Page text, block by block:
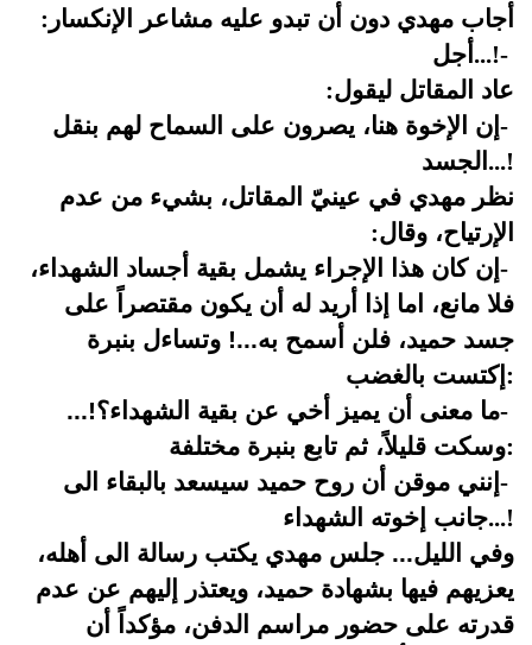
أجاب مهدي دون أن تبدو عليه مشاعر الإنكسار :
-
أجل ...!
عاد المقاتل ليقول:
- إن الإخوة هنا، يصرون على السماح لهم بنقل
الجسد ...!
نظر مهدي في عينيّ المقاتل، بشيء من عدم
الإرتياح، وقال:
- إن كان هذا الإجراء يشمل بقية أجساد الشهداء،
فلا مانع، اما إذا أريد له أن يكون مقتصراً على
جسد حميد، فلن أسمح به...! وتساءل بنبرة
إكتست بالغضب :
-ما معنى أن يميز أخي عن بقية الشهداء؟!...
وسكت قليلاً، ثم تابع بنبرة مختلفة:
- إنني موقن أن روح حميد سيسعد بالبقاء الى
جانب إخوته الشهداء...!
وفي الليل... جلس مهدي يكتب رسالة الى أهله،
يعزيهم فيها بشهادة حميد، ويعتذر إليهم عن عدم
قدرته على حضور مراسم الدفن، مؤكداً أن